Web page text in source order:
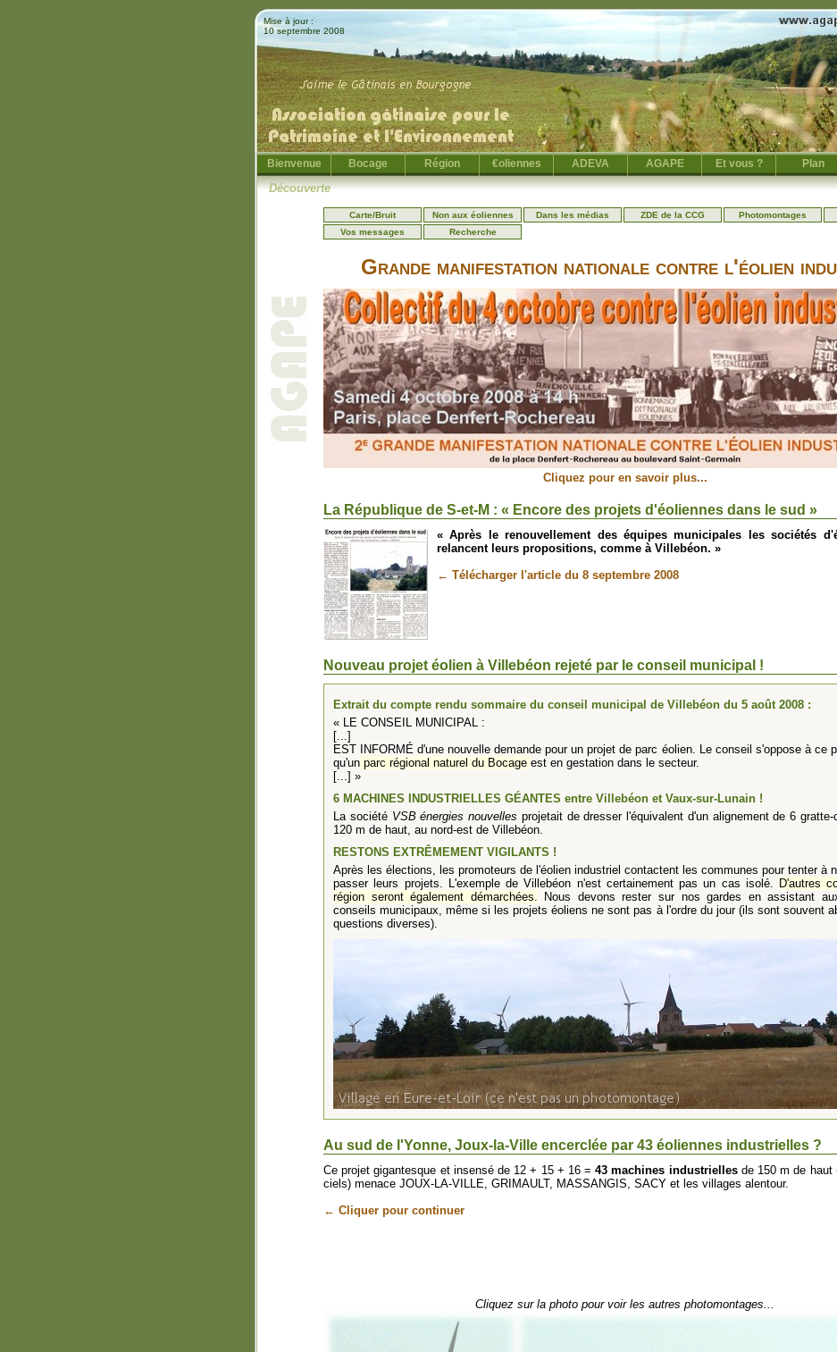
Mise à jour :
10 septembre 2008
Bienvenue Bocage Région €oliennes ADEVA AGAPE Et vous ? Plan
Découverte
Carte/Bruit Non aux éoliennes Dans les médias ZDE de la CCG Photomontages
Vos messages
Recherche
Grande manifestation nationale contre l'éolien
Cliquez pour en savoir plus...
La République de S-et-M : « Encore des projets d'éoliennes dans le sud »
« Après le renouvellement des équipes municipales les sociétés
relancent leurs propositions, comme à Villebéon. »
← Télécharger l'article du 8 septembre 2008
Nouveau projet éolien à Villebéon rejeté par le conseil municipal !
Extrait du compte rendu sommaire du conseil municipal de Villebéon du 5 août 2008 :
« LE CONSEIL MUNICIPAL :
[...]
EST INFORMÉ d'une nouvelle demande pour un projet de parc éolien. Le conseil s'oppose à ce
qu'un parc régional naturel du Bocage est en gestation dans le secteur.
[...] »
6 MACHINES INDUSTRIELLES GÉANTES entre Villebéon et Vaux-sur-Lunain !
La société VSB énergies nouvelles projetait de dresser l'équivalent d'un alignement de 6
120 m de haut, au nord-est de Villebéon.
RESTONS EXTRÊMEMENT VIGILANTS !
Après les élections, les promoteurs de l'éolien industriel contactent les communes pour tenter à
passer leurs projets. L'exemple de Villebéon n'est certainement pas un cas isolé. D'autres
région seront également démarchées. Nous devons rester sur nos gardes en assistant
conseils municipaux, même si les projets éoliens ne sont pas à l'ordre du jour (ils sont souvent
questions diverses).
Au sud de l'Yonne, Joux-la-Ville encerclée par 43 éoliennes industrielles ?
Ce projet gigantesque et insensé de 12 + 15 + 16 =43 machines industriellesde 150 m de haut
ciels) menace JOUX-LA-VILLE, GRIMAULT, MASSANGIS, SACY et les villages alentour.
← Cliquer pour continuer
Cliquez sur la photo pour voir les autres photomontages...